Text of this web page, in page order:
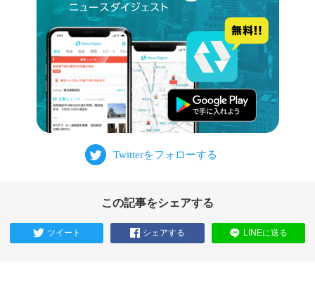
この記事をシェアする
ツイート シェアする LINEに送る